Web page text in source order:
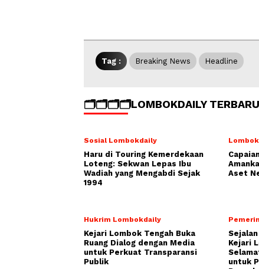
Tag : Breaking News Headline
🗂️🗂️🗂️🗂️LOMBOKDAILY TERBARU
Sosial Lombokdaily
Haru di Touring Kemerdekaan
Loteng: Sekwan Lepas Ibu
Wadiah yang Mengabdi Sejak
1994
Aset
Hukrim Lombokdaily
Kejari Lombok Tengah Buka
Ruang Dialog dengan Media
untuk Perkuat Transparansi
Publik
Kejari
untuk